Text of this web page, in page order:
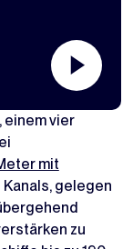
einem vier
mit
gelegen
zu